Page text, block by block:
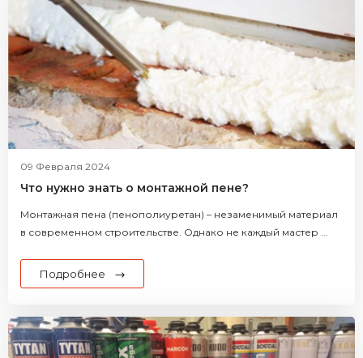
09 Февраля 2024
Что нужно знать о монтажной пене?
Монтажная пена (пенополиуретан) – незаменимый материал
в современном строительстве. Однако не каждый мастер ...
Подробнее